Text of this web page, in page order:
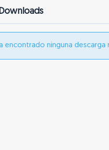
encontrado ninguna descarga